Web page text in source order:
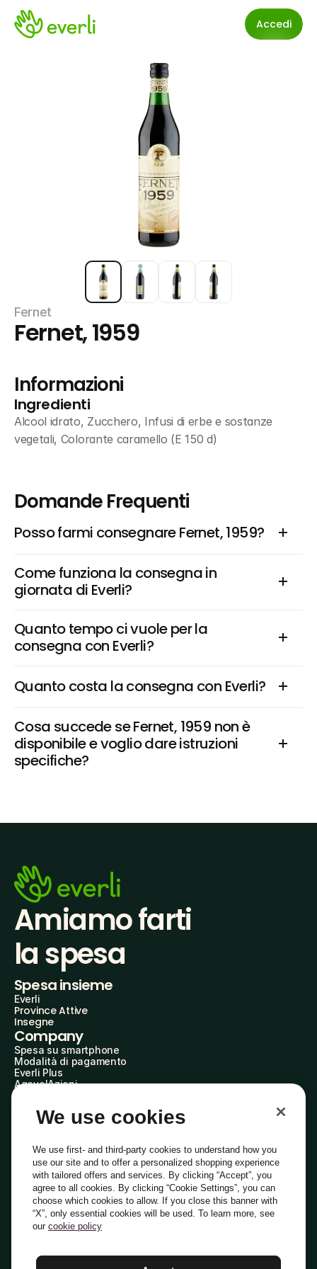
Accedi
Fernet
Fernet, 1959
Informazioni
Ingredienti
Alcool idrato, Zucchero, Infusi di erbe e sostanze
vegetali, Colorante caramello (E 150 d)
Domande Frequenti
Posso farmi consegnare Fernet, 1959?
Come funziona la consegna in
giornata di Everli?
Quanto tempo ci vuole per la
consegna con Everli?
Quanto costa la consegna con Everli?
Cosa succede se Fernet, 1959 non è
disponibile e voglio dare istruzioni
specifiche?
Amiamo farti
la spesa
Spesa insieme
Everli
Province Attive
Insegne
Company
Spesa su smartphone
Modalità di pagamento
Everli Plus
AgevolAzioni
Everli Shoppers
Scopri chi siamo
Domande frequenti
Lavora con noi
Diventa Shopper
Investitori
PrivacyCookiePreferenze Cookie
Termini e Condizioni
Italiano
We use cookies
We use first- and third-party cookies to understand how you
use our site and to offer a personalized shopping experience
with tailored offers and services. By clicking “Accept”, you
agree to all cookies. By clicking “Cookie Settings”, you can
choose which cookies to allow. If you close this banner with
“X”, only essential cookies will be used. To learn more, see
our cookie policy